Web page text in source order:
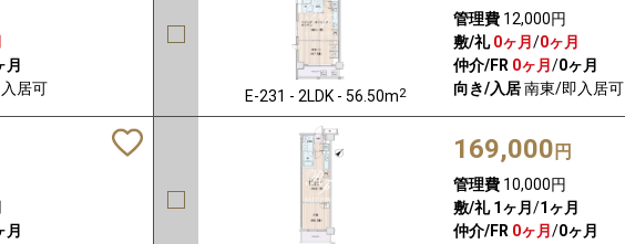
月
居可 E-231 - 2LDK - 56.50m2
管理費12,000円
敷/礼 0ヶ月 /0ヶ月
仲介/FR 0ヶ月 /0ヶ月
向き/入居南東/即入居可
月
169,000 円
管理費10,000円
敷/礼 1ヶ月 /1ヶ月
仲介/FR 0ヶ月 /0ヶ月